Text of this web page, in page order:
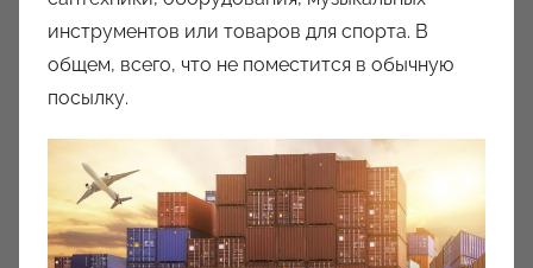
инструментов или товаров для спорта. В
общем, всего, что не поместится в обычную
посылку.